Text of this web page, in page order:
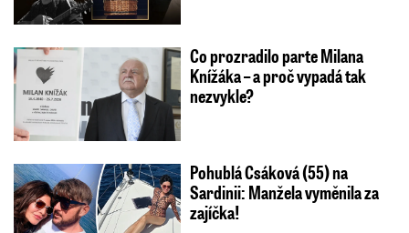
Co prozradilo parte Milana
Knížáka – a proč vypadá tak
nezvykle?
Pohublá Csáková (55) na
Sardinii: Manžela vyměnila za
zajíčka!